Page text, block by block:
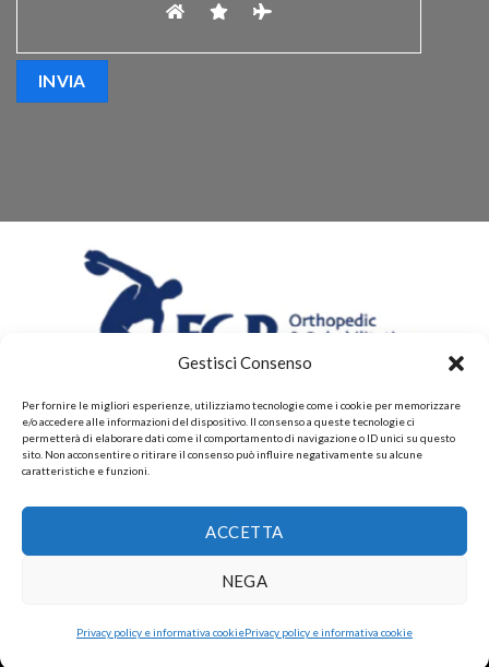
Gestisci Consenso
Per fornire le migliori esperienze, utilizziamo tecnologie come i cookie per memorizzare
e/o accedere alle informazioni del dispositivo. Il consenso a queste tecnologie ci
permetterà di elaborare dati come il comportamento di navigazione o ID unici su questo
sito. Non acconsentire o ritirare il consenso può influire negativamente su alcune
caratteristiche e funzioni.
ACCETTA
NEGA
Privacy policy e informativa cookiePrivacy policy e informativa cookie
POLITICHE DI RESI E DI RIMBORSI
Gruppo FAF srls, Via Montelparo 43 A-B